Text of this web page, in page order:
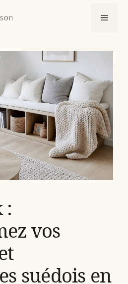
Menu
:
vos
suédois en